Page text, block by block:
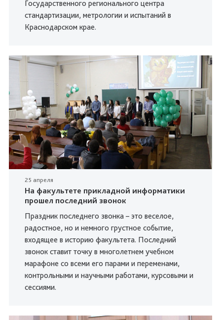
Государственного регионального центра
стандартизации, метрологии и испытаний в
Краснодарском крае.
25 апреля
На факультете прикладной информатики
прошел последний звонок
Праздник последнего звонка – это веселое,
радостное, но и немного грустное событие,
входящее в историю факультета. Последний
звонок ставит точку в многолетнем учебном
марафоне со всеми его парами и переменами,
контрольными и научными работами, курсовыми и
сессиями.